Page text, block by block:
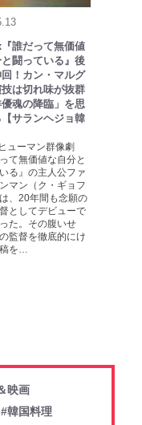
誰だって無価値
闘っている』後
！カン・マルグ
は切れ味が抜群
魂の降臨」を思
サランヘジョ韓
ューマン群像劇
って無価値な自分と
る』の主人公ファ
マン（ク・ギョフ
、20年間も念願の
としてデビューで
た。その腹いせ
監督を徹底的にけ
を…
映画
#韓国料理